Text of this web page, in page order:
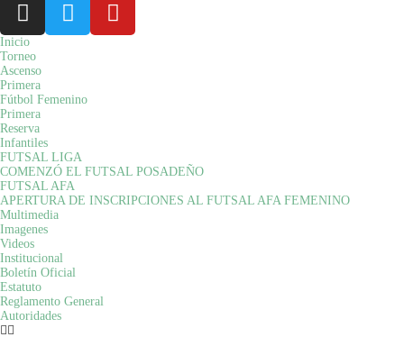
Inicio
Torneo
Ascenso
Primera
Fútbol Femenino
Primera
Reserva
Infantiles
FUTSAL LIGA
COMENZÓ EL FUTSAL POSADEÑO
FUTSAL AFA
APERTURA DE INSCRIPCIONES AL FUTSAL AFA FEMENINO
Multimedia
Imagenes
Videos
Institucional
Boletín Oficial
Estatuto
Reglamento General
Autoridades